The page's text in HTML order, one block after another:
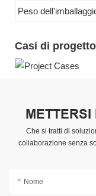
Peso
Casi di progetto
METTERSI
Che si tratti di
collaborazione senza
Nome